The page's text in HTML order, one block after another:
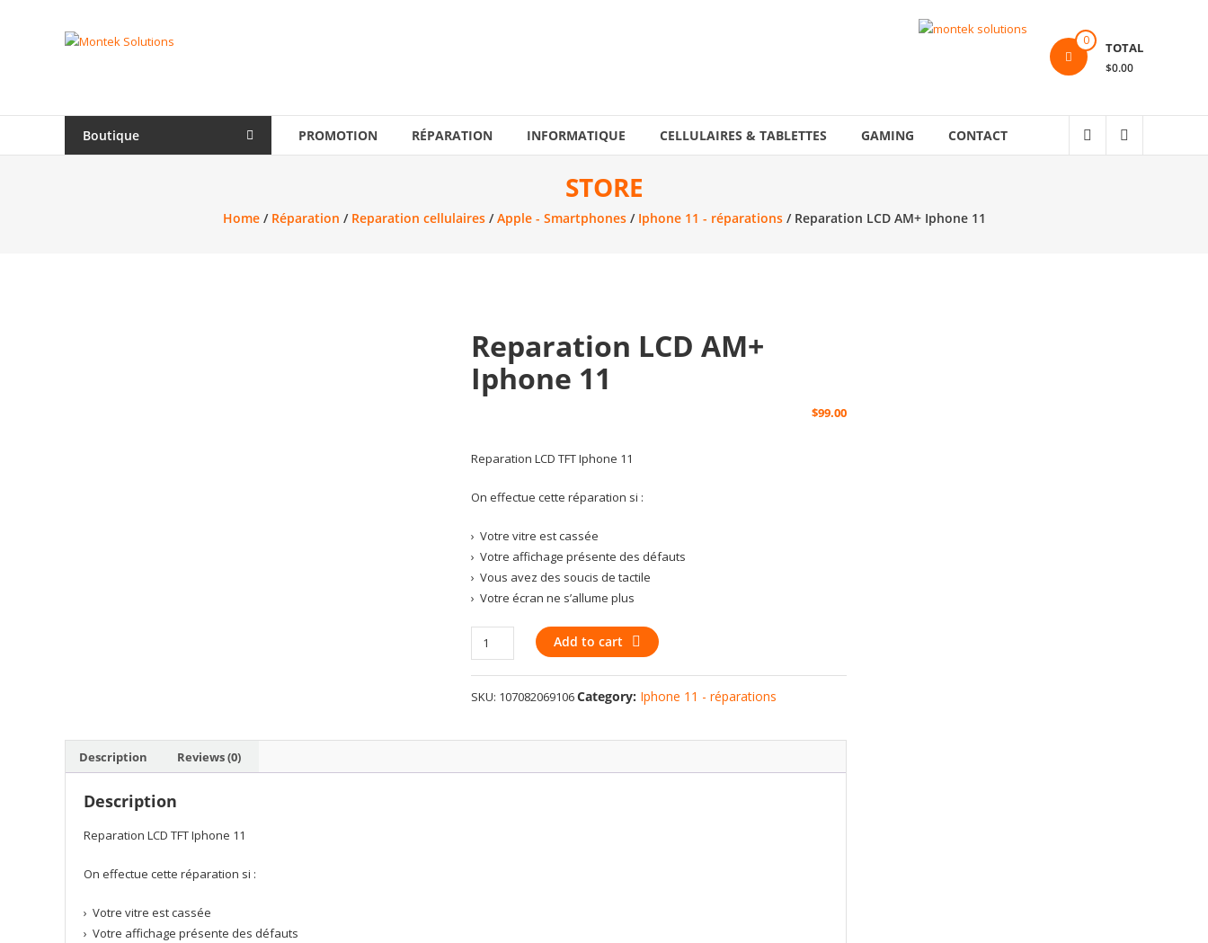
Montek
vente
0 TOTAL
$0.00
Boutique PROMOTION RÉPARATION INFORMATIQUE CELLULAIRES & TABLETTES GAMING CONTACT
STORE
Home/ Réparation / Reparation cellulaires/Apple - Smartphones/ Iphone 11 - réparations/ Reparation LCD AM+ Iphone 11
Reparation LCD AM+
Iphone 11
$99.00
Reparation LCD TFT Iphone 11
On effectue cette réparation si :
› Votre vitre est cassée
› Votre affichage présente des défauts
› Vous avez des soucis de tactile
› Votre écran ne s’allume plus
Reparation
LCD
AM+
Iphone
quantity
Add to cart
SKU: 107082069106Category: Iphone 11 - réparations
Description Reviews (0)
Description
Reparation LCD TFT Iphone 11
On effectue cette réparation si :
› Votre vitre est cassée
› Votre affichage présente des défauts